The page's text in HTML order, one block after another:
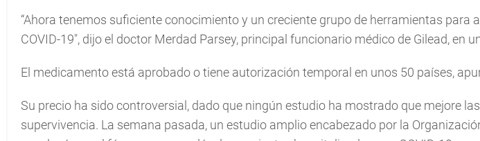
“Ahora tenemos suficiente conocimiento y un creciente grupo de herramientas para
COVID-19", dijo el doctor Merdad Parsey, principal funcionario médico de Gilead, en
El medicamento está aprobado o tiene autorización temporal en unos 50 países,
Su precio ha sido controversial, dado que ningún estudio ha mostrado que mejore
supervivencia. La semana pasada, un estudio amplio encabezado por la